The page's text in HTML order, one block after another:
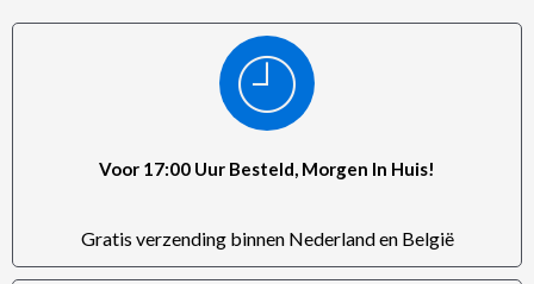
Voor 17:00 Uur Besteld, Morgen In Huis!
Gratis verzending binnen Nederland en België